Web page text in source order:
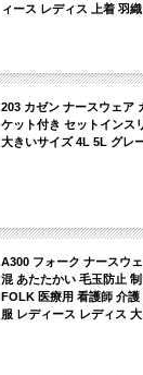
ィース レディス 上着 羽
203 カゼン ナースウェア
ケット付き セットインス
大きいサイズ 4L 5L グレ
A300 フォーク ナースウ
混 あたたかい 毛玉防止
FOLK 医療用 看護師 介護
服 レディース レディス